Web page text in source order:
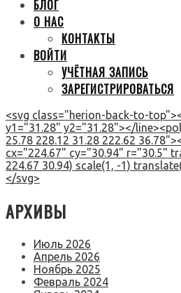
БЛОГ
О НАС
КОНТАКТЫ
ВОЙТИ
УЧЁТНАЯ ЗАПИСЬ
ЗАРЕГИСТРИРОВАТЬСЯ
<svg class="herion-back-to-
y1="31.28" y2="31.28"></
25.78 228.12 31.28 222.62
cx="224.67" cy="30.94" r="30.5"
224.67 30.94) scale(1, -1)
</svg>
АРХИВЫ
Июль 2026
Апрель 2026
Ноябрь 2025
Февраль 2024